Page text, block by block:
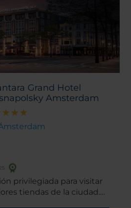
Grand Hotel
Amsterdam
Ámsterdam
privilegiada para visitar
tiendas de la ciudad.